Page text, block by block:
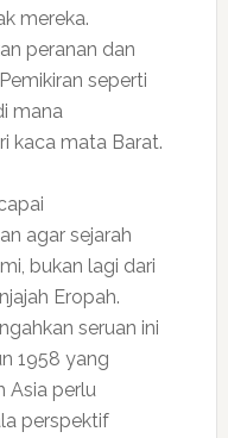
mereka.
peranan dan
seperti
mana
kaca mata Barat.
agar sejarah
bukan lagi dari
Eropah.
seruan ini
1958 yang
Asia perlu
perspektif